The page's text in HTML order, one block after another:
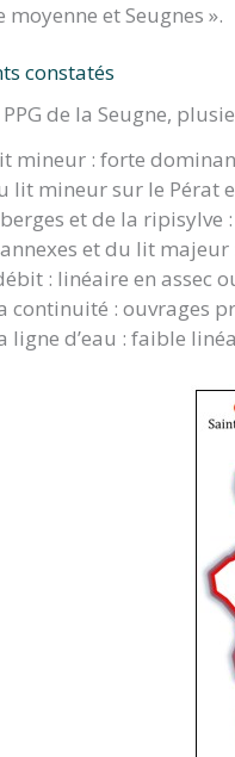
et Seugnes ».
constatés
de la Seugne,
mineur : forte
lit mineur sur le Pérat
et de la ripisylve
et du lit
: linéaire en assec
continuité : ouvrages
d’eau : faible